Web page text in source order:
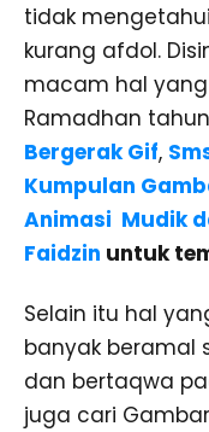
tidak
kurang afdol.
macam hal
Ramadhan
Bergerak Gif,
Kumpulan
Animasi Mudik
Faidzin untuk
Selain itu hal
banyak beramal
dan bertaqwa
juga cari Gambar